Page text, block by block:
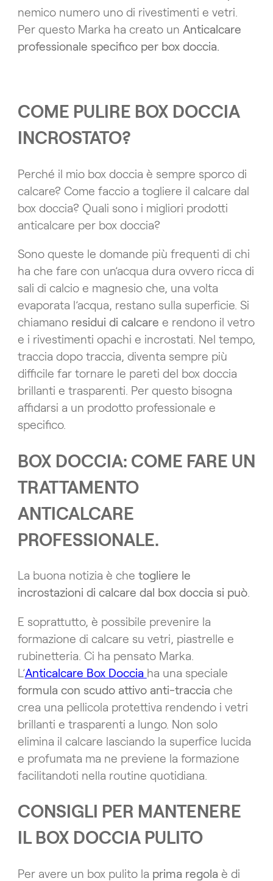
nemico numero uno di rivestimenti e vetri.
Per questo Marka ha creato un Anticalcare
professionale specifico per box doccia.
COME PULIRE BOX DOCCIA
INCROSTATO?
Perché il mio box doccia è sempre sporco di
calcare? Come faccio a togliere il calcare dal
box doccia? Quali sono i migliori prodotti
anticalcare per box doccia?
Sono queste le domande più frequenti di chi
ha che fare con un’acqua dura ovvero ricca di
sali di calcio e magnesio che, una volta
evaporata l’acqua, restano sulla superficie. Si
chiamano residui di calcare e rendono il vetro
e i rivestimenti opachi e incrostati. Nel tempo,
traccia dopo traccia, diventa sempre più
difficile far tornare le pareti del box doccia
brillanti e trasparenti. Per questo bisogna
affidarsi a un prodotto professionale e
specifico.
BOX DOCCIA: COME FARE UN
TRATTAMENTO
ANTICALCARE
PROFESSIONALE.
La buona notizia è che togliere le
incrostazioni di calcare dal box doccia si può.
E soprattutto, è possibile prevenire la
formazione di calcare su vetri, piastrelle e
rubinetteria. Ci ha pensato Marka.
L’Anticalcare Box Doccia ha una speciale
formula con scudo attivo anti-traccia che
crea una pellicola protettiva rendendo i vetri
brillanti e trasparenti a lungo. Non solo
elimina il calcare lasciando la superfice lucida
e profumata ma ne previene la formazione
facilitandoti nella routine quotidiana.
CONSIGLI PER MANTENERE
IL BOX DOCCIA PULITO
Per avere un box pulito la prima regola è di